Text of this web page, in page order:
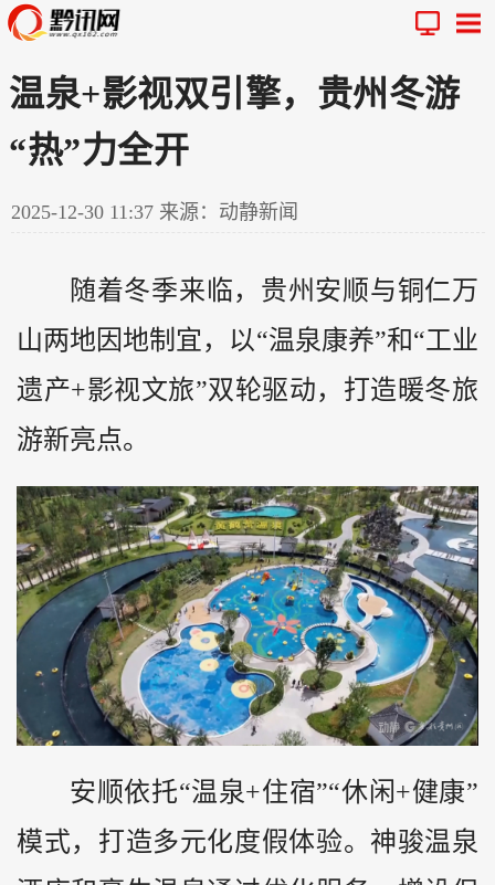
温泉+影视双引擎，贵州冬游
“热”力全开
2025-12-30 11:37 来源：动静新闻
随着冬季来临， 贵州 安顺与铜仁万
山两地因地制宜，以“温泉康养”和“工业
遗产+影视文旅”双轮驱动，打造暖冬旅
游新亮点。
安顺依托“温泉+住宿”“休闲+健康”
模式，打造多元化度假体验。神骏温泉